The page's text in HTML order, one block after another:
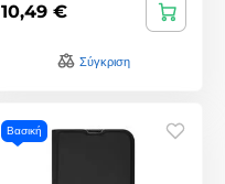
10,49 €
Σύγκριση
Βασική